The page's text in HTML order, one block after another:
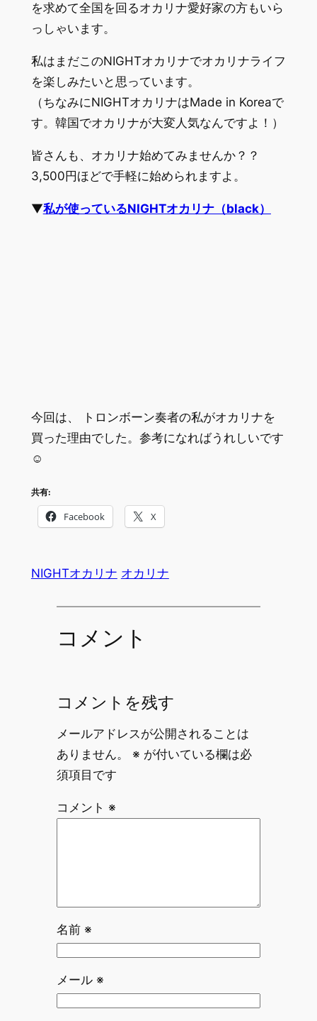
を求めて全国を回るオカリナ愛好家の方もいら
っしゃいます。
私はまだこのNIGHTオカリナでオカリナライフ
を楽しみたいと思っています。
（ちなみにNIGHTオカリナはMade in Koreaで
す。韓国でオカリナが大変人気なんですよ！）
皆さんも、オカリナ始めてみませんか？？
3,500円ほどで手軽に始められますよ。
▼私が使っているNIGHTオカリナ（black）
今回は、 トロンボーン奏者の私がオカリナを
買った理由でした。参考になればうれしいです
☺
共有:
Facebook X
NIGHTオカリナ オカリナ
コメント
コメントを残す
メールアドレスが公開されることは
ありません。
※ が付いている欄は必
須項目です
コメント ※
名前 ※
メール ※